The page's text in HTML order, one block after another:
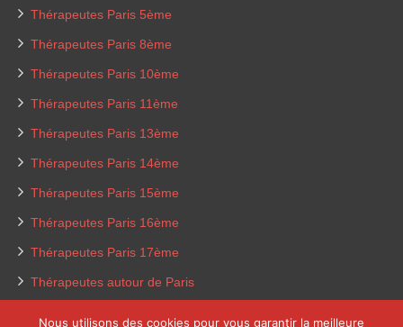
Thérapeutes Paris 5ème
Thérapeutes Paris 8ème
Thérapeutes Paris 10ème
Thérapeutes Paris 11ème
Thérapeutes Paris 13ème
Thérapeutes Paris 14ème
Thérapeutes Paris 15ème
Thérapeutes Paris 16ème
Thérapeutes Paris 17ème
Thérapeutes autour de Paris
Nous utilisons des cookies pour vous garantir la meilleure